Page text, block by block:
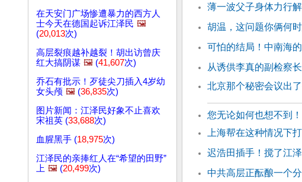
在天安门广场惨遭暴力的西方人
士今天在德国起诉江泽民 🖼️
(20,013次)
高层裂痕越补越裂！胡出访曾庆
红大搞阴谋 🖼️ (41,607次)
乔石有批示！歹徒尖刀插入4岁幼
女头颅 🖼️ (36,835次)
图片新闻：江泽民好象不止喜欢
宋祖英 (33,688次)
血腥黑手 (18,975次)
江泽民的亲捧红人在“希望的田野”
上 🖼️ (20,499次)
薄一波父子身体力行解
胡温，这问题你俩何
可怕的结局！中南海
从诱供李真的副检察
北京那个秘密会议出
您无论如何也想不到
上海帮在这种情况下
迟浩田插手！搅了江
中共高层正酝酿一个